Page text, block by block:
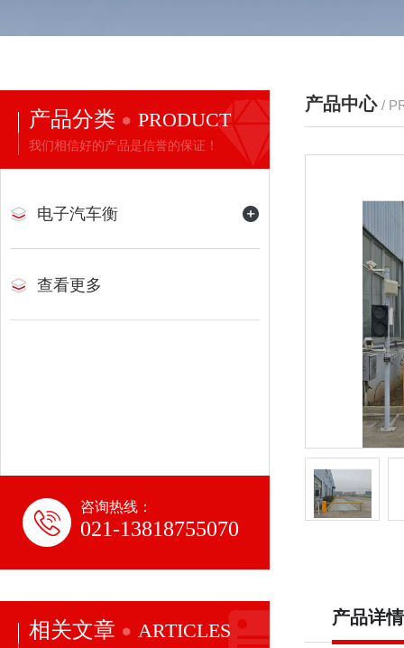
产品分类 PRODUCT
我们相信好的产品是信誉的保证！
电子汽车衡
查看更多
咨询热线：
021-13818755070
相关文章 ARTICLES
产品中心 /
产品详情